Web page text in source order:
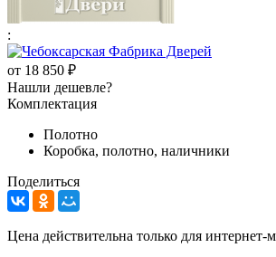
:
от 18 850 ₽
Нашли дешевле?
Комплектация
Полотно
Коробка, полотно, наличники
Поделиться
Цена действительна только для